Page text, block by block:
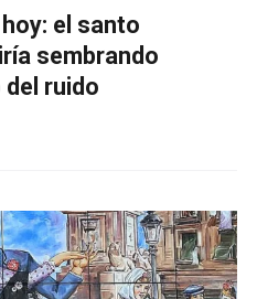
el santo
sembrando
ruido